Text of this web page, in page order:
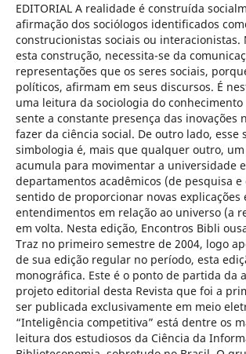
EDITORIAL A realidade é construída
afirmação dos sociólogos identificados
construcionistas sociais ou interacionistas.
esta construção, necessita-se da
representações que os seres sociais,
políticos, afirmam em seus discursos. É
uma leitura da sociologia do conhecimento
sente a constante presença das inovações
fazer da ciência social. De outro lado, esse
simbologia é, mais que qualquer outro,
acumula para movimentar a universidade
departamentos acadêmicos (de pesquisa e
sentido de proporcionar novas explicações
entendimentos em relação ao universo (a
em volta. Nesta edição, Encontros Bibli
Traz no primeiro semestre de 2004, logo
de sua edição regular no período, esta
monográfica. Este é o ponto de partida da
projeto editorial desta Revista que foi a
ser publicada exclusivamente em meio
“Inteligência competitiva” está dentre os
leitura dos estudiosos da Ciência da